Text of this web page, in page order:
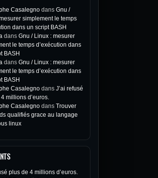
Casalegno dans Gnu /
simplement le temps
dans un script BASH
dans Gnu / Linux : mesurer
le temps d’exécution dans
BASH
dans Gnu / Linux : mesurer
le temps d’exécution dans
BASH
Casalegno dans J’ai refusé
millions d’euros.
Casalegno dans Trouver
qualifiés grace au langage
linux
plus de 4 millions d’euros.